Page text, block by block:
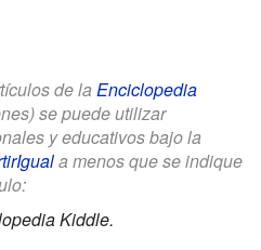
de la Enciclopedia
se puede utilizar
y educativos bajo la
a menos que se indique
Kiddle.